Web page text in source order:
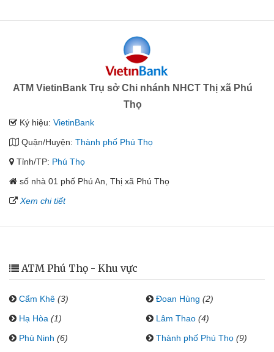
ATM VietinBank Trụ sở Chi nhánh NHCT Thị xã Phú
Thọ
Ký hiệu: VietinBank
Quận/Huyện: Thành phố Phú Thọ
Tỉnh/TP: Phú Thọ
số nhà 01 phố Phú An, Thị xã Phú Thọ
Xem chi tiết
ATM Phú Thọ - Khu vực
Cẩm Khê (3) Đoan Hùng (2)
Hạ Hòa (1) Lâm Thao (4)
Phù Ninh (6) Thành phố Phú Thọ (9)